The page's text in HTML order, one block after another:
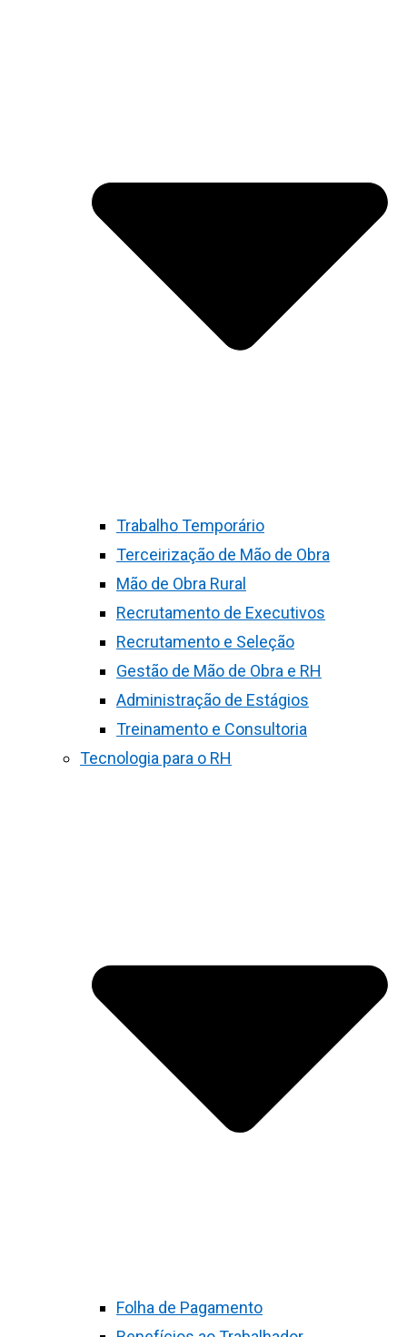
Trabalho Temporário
Terceirização de Mão de Obra
Mão de Obra Rural
Recrutamento de Executivos
Recrutamento e Seleção
Gestão de Mão de Obra e RH
Administração de Estágios
Treinamento e Consultoria
Tecnologia para o RH
Folha de Pagamento